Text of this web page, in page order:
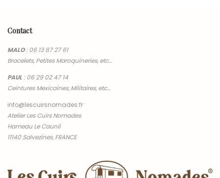
Contact
MALO:06 13 87 27 61
Bracelets, Petites Maroquineries, etc…
PAUL:06 29 02 47 14
Ceintures Mexicaines, Militaires, etc…
info@lescuirsnomades.fr
Atelier Les Cuirs Nomades
Hameau Le Caunil
11140 Salvezines, FRANCE